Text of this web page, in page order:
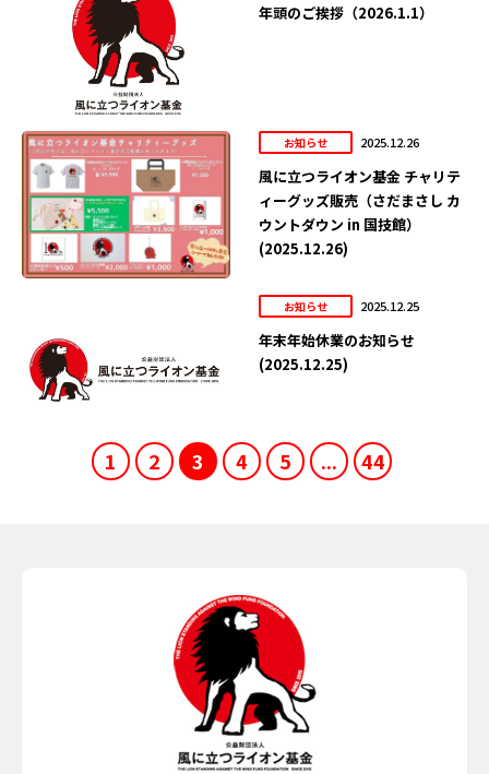
年頭のご挨拶（2026.1.1）
お知らせ 2025.12.26
風に立つライオン基金 チャリテ
ィーグッズ販売（さだまさし カ
ウントダウン in 国技館）
(2025.12.26)
お知らせ 2025.12.25
年末年始休業のお知らせ
(2025.12.25)
1 2 3 4 5 ... 44